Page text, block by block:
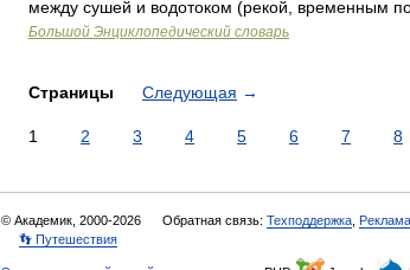
между сушей и водотоком (рекой, временным
Большой Энциклопедический словарь
Страницы Следующая →
1 2 3 4 5 6 7 8
© Академик, 2000-2026 Обратная связь: Техподдержка
👣 Путешествия